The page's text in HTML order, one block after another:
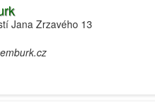
Jana Zrzavého 13